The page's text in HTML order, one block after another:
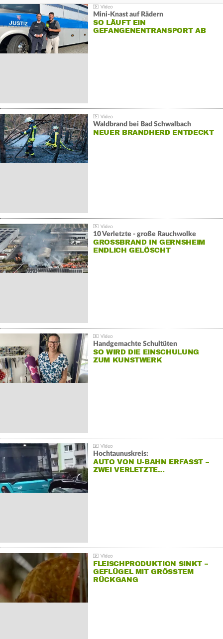
Mini-Knast auf Rädern
SO LÄUFT EIN
GEFANGENENTRANSPORT AB
Waldbrand bei Bad Schwalbach
NEUER BRANDHERD ENTDECKT
10 Verletzte - große Rauchwolke
GROSSBRAND IN GERNSHEIM E
NDLICH GELÖSCHT
Handgemachte Schultüten
SO WIRD DIE EINSCHULUNG
ZUM KUNSTWERK
Hochtaunuskreis:
AUTO VON U-BAHN ERFASST –
ZWEI VERLETZTE…
FLEISCHPRODUKTION SINKT –
GEFLÜGEL MIT GRÖSSTEM R
ÜCKGANG